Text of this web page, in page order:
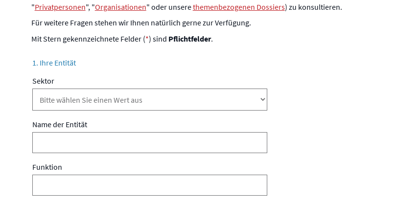
"Privatpersonen", "Organisationen" oder unserethemenbezogenen Dossiers) zu konsultieren.
Für weitere Fragen stehen wir Ihnen natürlich gerne zur Verfügung.
Mit Stern gekennzeichnete Felder (*) sind Pflichtfelder.
1. Ihre Entität
Sektor
Name der Entität
Funktion